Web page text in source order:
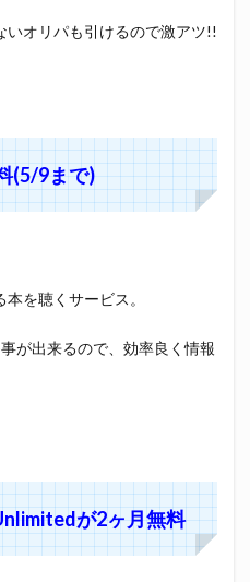
オリパも引けるので激アツ!!
(5/9まで)
を聴くサービス。
が出来るので、効率良く情報
が2ヶ月無料